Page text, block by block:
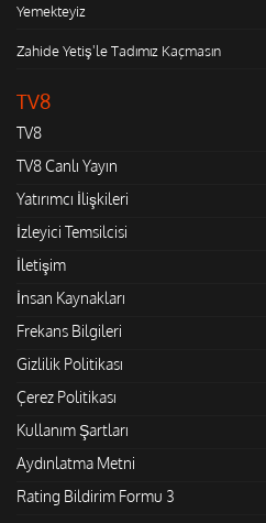
Yemekteyiz
Zahide Yetiş'le Tadımız Kaçmasın
TV8
TV8
TV8 Canlı Yayın
Yatırımcı İlişkileri
İzleyici Temsilcisi
İletişim
İnsan Kaynakları
Frekans Bilgileri
Gizlilik Politikası
Çerez Politikası
Kullanım Şartları
Aydınlatma Metni
Rating Bildirim Formu 3